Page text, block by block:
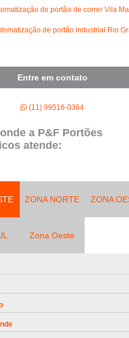
de portão de correr Vila
de portão industrial Rio
Entre em contato
(11) 99516-0364
a P&F Portões
atende:
ZONA NORTE ZONA
Zona Oeste